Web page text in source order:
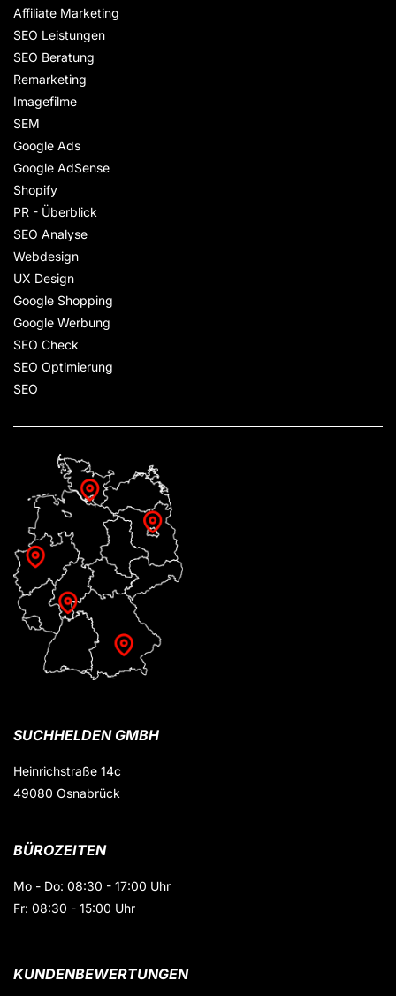
Affiliate Marketing
SEO Leistungen
SEO Beratung
Remarketing
Imagefilme
SEM
Google Ads
Google AdSense
Shopify
PR - Überblick
SEO Analyse
Webdesign
UX Design
Google Shopping
Google Werbung
SEO Check
SEO Optimierung
SEO
SUCHHELDEN GMBH
Heinrichstraße 14c
49080 Osnabrück
BÜROZEITEN
Mo - Do: 08:30 - 17:00 Uhr
Fr: 08:30 - 15:00 Uhr
KUNDENBEWERTUNGEN